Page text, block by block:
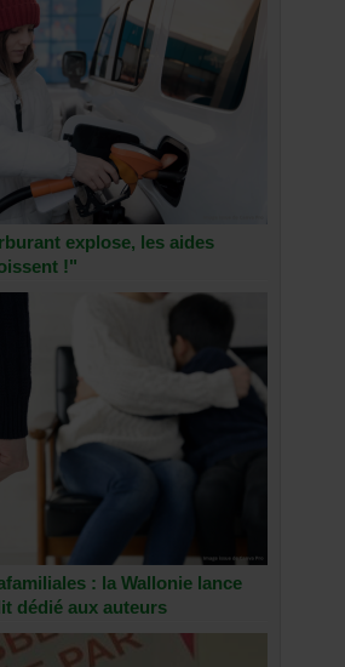
explose, les aides
!"
: la Wallonie lance
dédié aux auteurs